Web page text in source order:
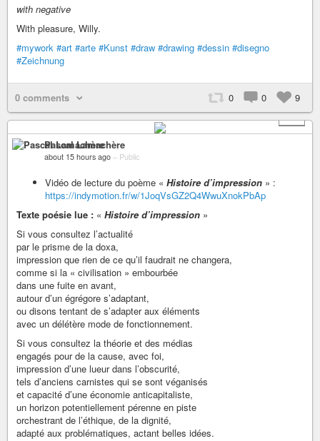
with negative
With pleasure, Willy.
#mywork #art #arte #Kunst #draw #drawing #dessin #disegno
#Zeichnung
0 comments 0 0
9
+ 1
Pascal Lamachère
about 15 hours ago – Public
Vidéo de lecture du poème « Histoire d’impression » :
https://indymotion.fr/w/1JoqVsGZ2Q4WwuXnokPbAp
Texte poésie lue : « Histoire d’impression »
Si vous consultez l’actualité
par le prisme de la doxa,
impression que rien de ce qu’il faudrait ne changera,
comme si la « civilisation » embourbée
dans une fuite en avant,
autour d’un égrégore s’adaptant,
ou disons tentant de s’adapter aux éléments
avec un délétère mode de fonctionnement.
Si vous consultez la théorie et des médias
engagés pour de la cause, avec foi,
impression d’une lueur dans l’obscurité,
tels d’anciens carnistes qui se sont véganisés
et capacité d’une économie anticapitaliste,
un horizon potentiellement pérenne en piste
orchestrant de l’éthique, de la dignité,
adapté aux problématiques, actant belles idées.